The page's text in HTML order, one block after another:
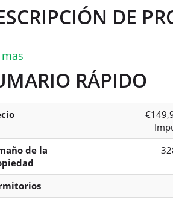
DE
RÁPIDO
de la